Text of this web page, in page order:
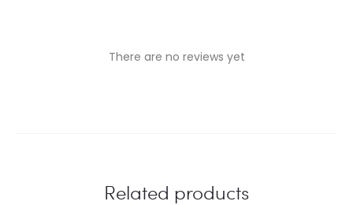
There are no reviews yet
Related products